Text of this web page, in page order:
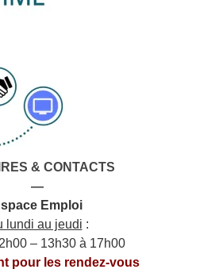
& CONTACTS
—
Emploi
lundi au jeudi :
– 13h30 à 17h00
pour les rendez-vous